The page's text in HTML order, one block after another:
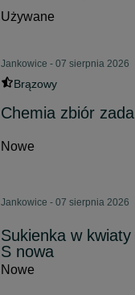
Używane
Jankowice - 07 sierpnia 2026
Brązowy
Chemia zbiór
Nowe
Jankowice - 07 sierpnia 2026
Sukienka w
S nowa
Nowe